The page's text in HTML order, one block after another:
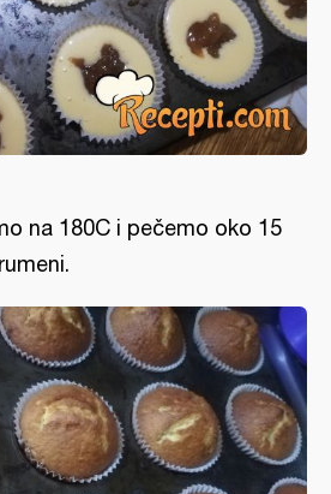
na 180C i pečemo oko 15